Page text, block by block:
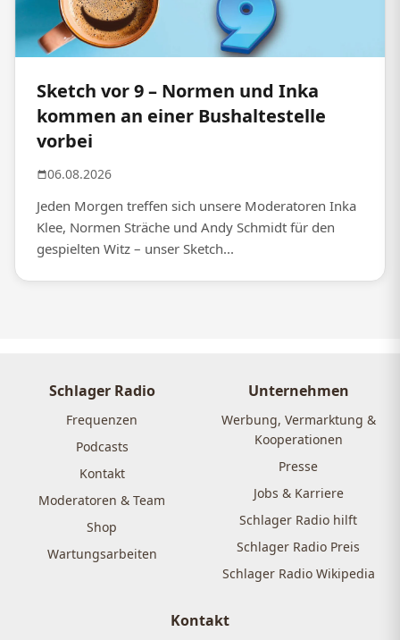
Sketch vor 9 – Normen und Inka
kommen an einer Bushaltestelle
vorbei
06.08.2026
Jeden Morgen treffen sich unsere Moderatoren Inka
Klee, Normen Sträche und Andy Schmidt für den
gespielten Witz – unser Sketch...
Schlager Radio
Frequenzen
Podcasts
Kontakt
Moderatoren & Team
Shop
Wartungsarbeiten
Unternehmen
Werbung, Vermarktung &
Kooperationen
Presse
Jobs & Karriere
Schlager Radio hilft
Schlager Radio Preis
Schlager Radio Wikipedia
Kontakt